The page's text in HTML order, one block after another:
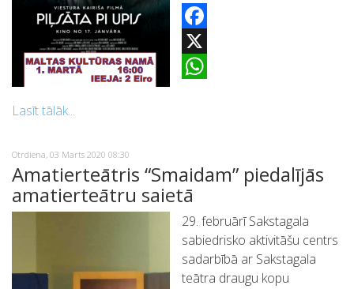
Facebook
X
Lasīt tālāk...
Otrdiena, 03 Marts 2020 08:30
Amatierteātris “Smaidam” piedalījās
amatierteātru saietā
29. februārī Sakstagala
sabiedrisko aktivitāšu centrs
sadarbībā ar Sakstagala
teātra draugu kopu